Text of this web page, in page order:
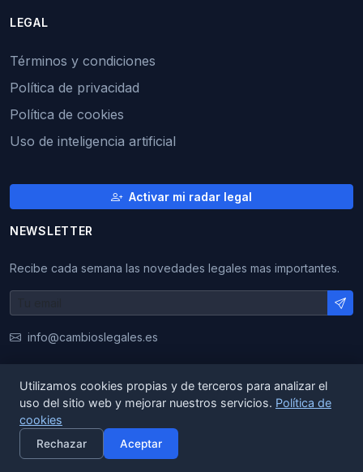
Activar alertas
LEGAL
Términos y condiciones
Política de privacidad
Política de cookies
Uso de inteligencia artificial
Activar mi radar legal
NEWSLETTER
Recibe cada semana las novedades legales mas importantes.
info@cambioslegales.es
© 2026 CambiosLegales. Todos los derechos
reservados.
Utilizamos cookies propias y de terceros para analizar el
uso del sitio web y mejorar nuestros servicios. Política de
cookies
Rechazar Aceptar